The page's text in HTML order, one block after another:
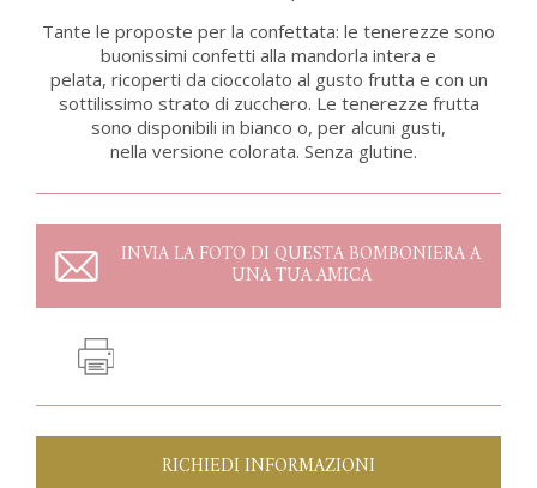
Tante le proposte per la confettata: le tenerezze sono
buonissimi confetti alla mandorla intera e
pelata, ricoperti da cioccolato al gusto frutta e con un
sottilissimo strato di zucchero. Le tenerezze frutta
sono disponibili in bianco o, per alcuni gusti,
nella versione colorata. Senza glutine.
INVIA LA FOTO DI QUESTA BOMBONIERA A
UNA TUA AMICA
RICHIEDI INFORMAZIONI